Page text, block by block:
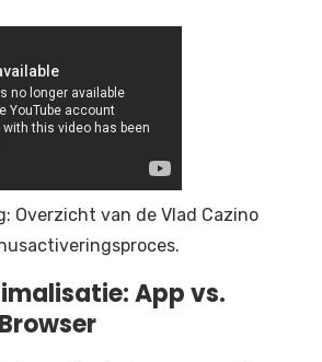
Overzicht van de Vlad Cazino
App vs.